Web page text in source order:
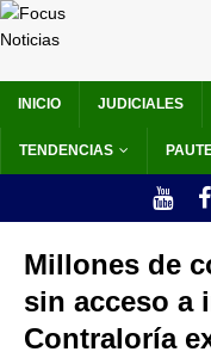
INICIO JUDICIALES
TENDENCIAS
Millones de
sin acceso a
Contraloría